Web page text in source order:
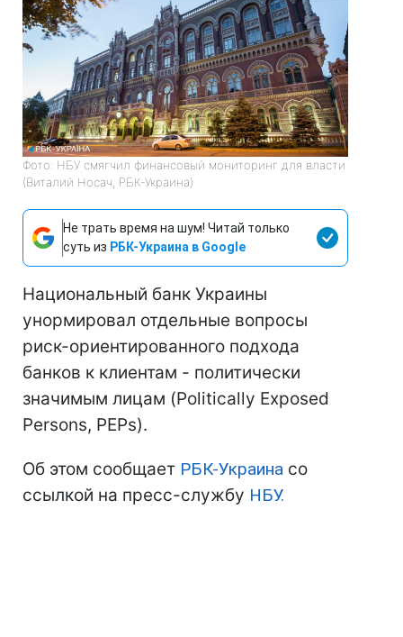
Фото: НБУ смягчил финансовый мониторинг для власти
(Виталий Носач, РБК-Украина)
Не трать время на шум! Читай только
суть из РБК-Украина в Google
Национальный банк Украины
унормировал отдельные вопросы
риск-ориентированного подхода
банков к клиентам - политически
значимым лицам (Politically Exposed
Persons, РЕРs).
Об этом сообщает РБК-Украина со
ссылкой на пресс-службу НБУ.